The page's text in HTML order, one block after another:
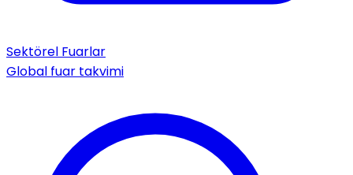
Sektörel Fuarlar
Global fuar takvimi